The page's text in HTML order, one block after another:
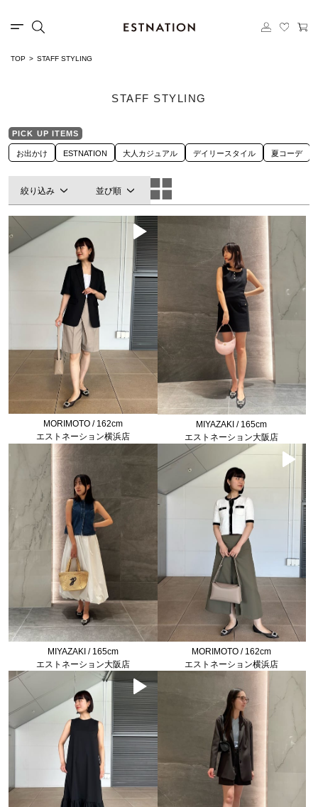
TOP STAFF STYLING
STAFF STYLING
PICK UP ITEMS
お出かけ ESTNATION 大人カジュアル デイリースタイル 夏コーデ
絞り込み 並び順
MORIMOTO / 162cm
エストネーション横浜店
MIYAZAKI / 165cm
エストネーション大阪店
MIYAZAKI / 165cm
エストネーション大阪店
MORIMOTO / 162cm
エストネーション横浜店